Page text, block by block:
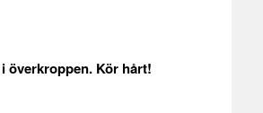
överkroppen. Kör hårt!